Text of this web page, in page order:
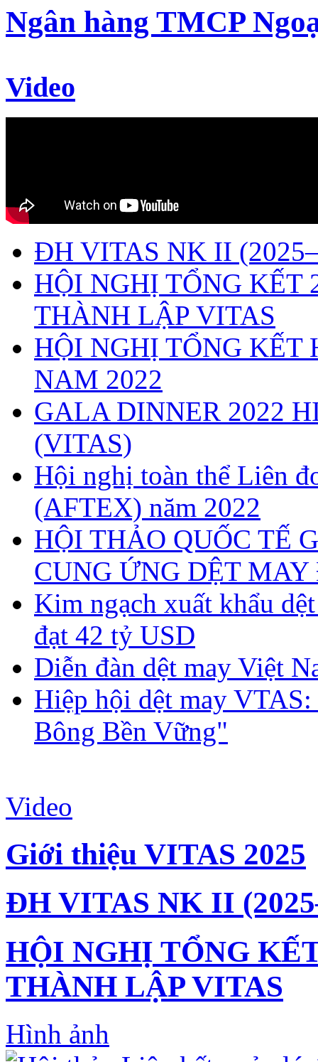
Ngân hàng TMCP
Video
ĐH VITAS NK II
HỘI NGHỊ TỔNG
THÀNH LẬP VITAS
HỘI NGHỊ TỔNG KẾT
NAM 2022
GALA DINNER 2022
(VITAS)
Hội nghị toàn thể Liên
(AFTEX) năm 2022
HỘI THẢO QUỐC TẾ
CUNG ỨNG DỆT
Kim ngạch xuất khẩu
đạt 42 tỷ USD
Diễn đàn dệt may Việt
Hiệp hội dệt may
Bông Bền Vững"
Video
Giới thiệu VITAS 2025
ĐH VITAS NK II
HỘI NGHỊ TỔNG
THÀNH LẬP VITAS
Hình ảnh